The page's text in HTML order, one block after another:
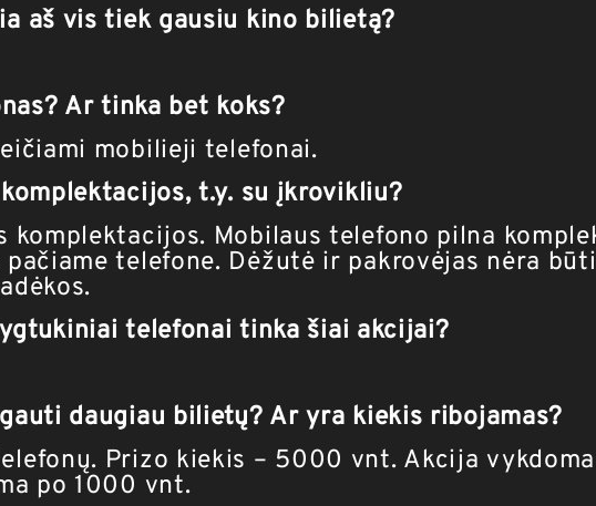
aš vis tiek gausiu kino bilietą?
Ar tinka bet koks?
mobilieji telefonai.
t.y. su įkrovikliu?
Mobilaus telefono pilna
telefone. Dėžutė ir pakrovėjas nėra
telefonai tinka šiai akcijai?
daugiau bilietų? Ar yra kiekis ribojamas?
Prizo kiekis – 5000 vnt. Akcija
po 1000 vnt.